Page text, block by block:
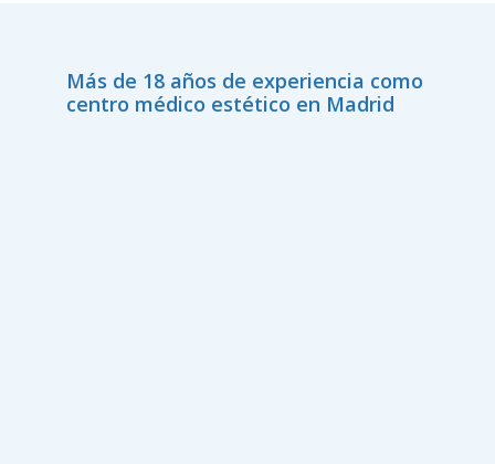
Más de 18 años de experiencia como
centro médico estético en Madrid